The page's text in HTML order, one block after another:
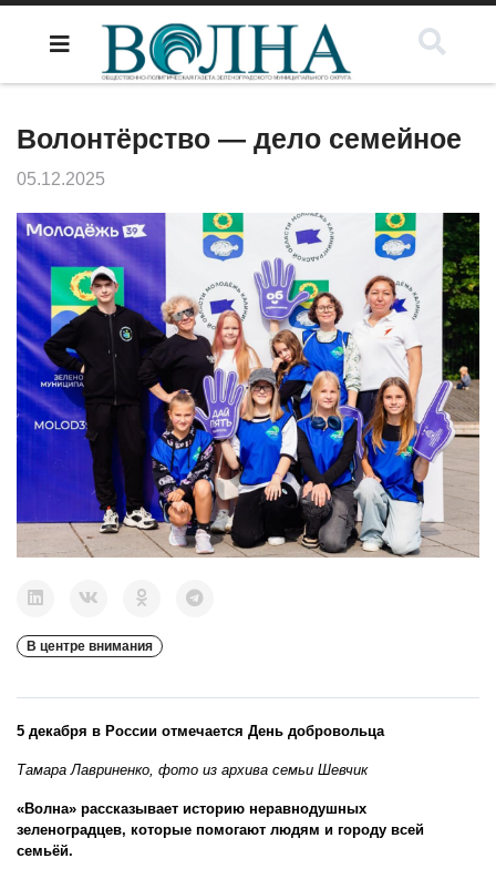
Волонтёрство — дело семейное
05.12.2025
В центре внимания
5 декабря в России отмечается День добровольца
Тамара Лавриненко, фото из архива семьи Шевчик
«Волна» рассказывает историю неравнодушных
зеленоградцев, которые помогают людям и городу всей
семьёй.